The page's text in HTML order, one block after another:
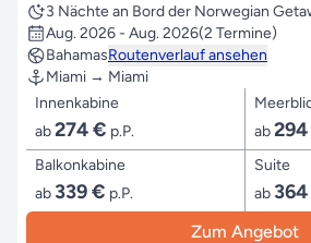
3 Nächte an Bord der Norwegian
Aug. 2026 - Aug. 2026(2 Termine)
BahamasRoutenverlauf ansehen
Miami → Miami
Innenkabine
ab274 € p.P.
ab
Balkonkabine
ab 339 € p.P.
Suite
ab
Zum Angebot